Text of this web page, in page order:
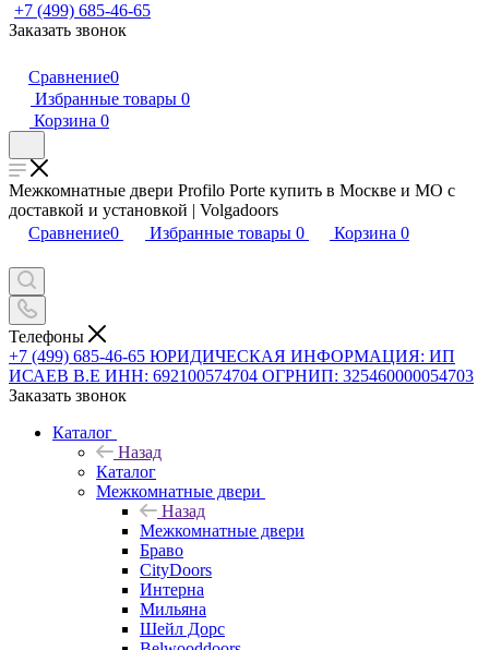
+7 (499) 685-46-65
Заказать звонок
Сравнение0
Избранные товары 0
Корзина 0
Межкомнатные двери Profilo Porte купить в Москве и МО с
доставкой и установкой | Volgadoors
Сравнение0 Избранные товары 0 Корзина 0
Телефоны
+7 (499) 685-46-65 ЮРИДИЧЕСКАЯ ИНФОРМАЦИЯ: ИП
ИСАЕВ В.Е ИНН: 692100574704 ОГРНИП: 325460000054703
Заказать звонок
Каталог
Назад
Каталог
Межкомнатные двери
Назад
Межкомнатные двери
Браво
CityDoors
Интерна
Мильяна
Шейл Дорс